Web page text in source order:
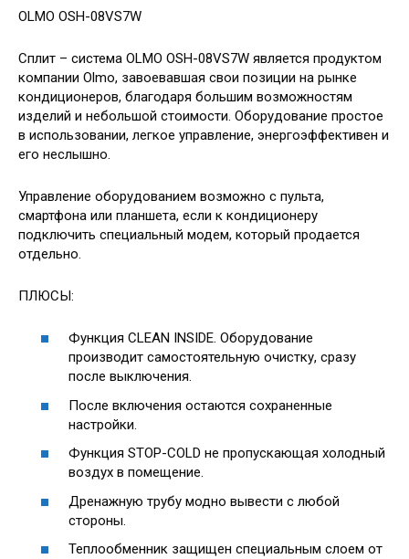
OLMO OSH-08VS7W
Сплит – система OLMO OSH-08VS7W является продуктом
компании Olmo, завоевавшая свои позиции на рынке
кондиционеров, благодаря большим возможностям
изделий и небольшой стоимости. Оборудование простое
в использовании, легкое управление, энергоэффективен и
его неслышно.
Управление оборудованием возможно с пульта,
смартфона или планшета, если к кондиционеру
подключить специальный модем, который продается
отдельно.
ПЛЮСЫ:
Функция CLEAN INSIDE. Оборудование
производит самостоятельную очистку, сразу
после выключения.
После включения остаются сохраненные
настройки.
Функция STOP-COLD не пропускающая холодный
воздух в помещение.
Дренажную трубу модно вывести с любой
стороны.
Теплообменник защищен специальным слоем от